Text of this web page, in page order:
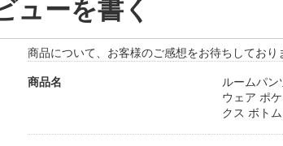
ューを書く
商品について、お客様のご感想をお待ちしており
商品名
ルームパ
ウェア ポ
クス ボト